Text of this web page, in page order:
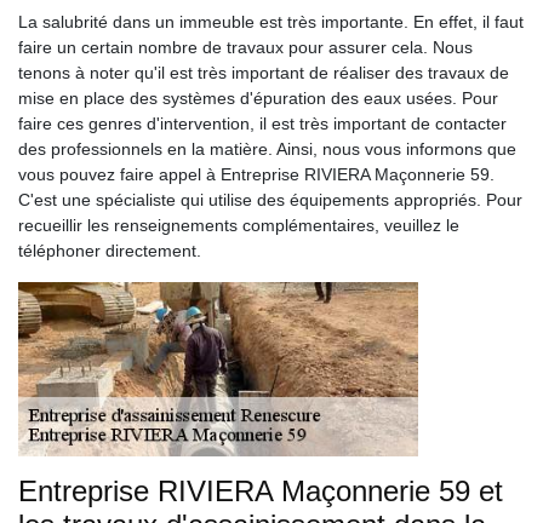
La salubrité dans un immeuble est très importante. En effet, il faut
faire un certain nombre de travaux pour assurer cela. Nous
tenons à noter qu'il est très important de réaliser des travaux de
mise en place des systèmes d'épuration des eaux usées. Pour
faire ces genres d'intervention, il est très important de contacter
des professionnels en la matière. Ainsi, nous vous informons que
vous pouvez faire appel à Entreprise RIVIERA Maçonnerie 59.
C'est une spécialiste qui utilise des équipements appropriés. Pour
recueillir les renseignements complémentaires, veuillez le
téléphoner directement.
Entreprise RIVIERA Maçonnerie 59 et